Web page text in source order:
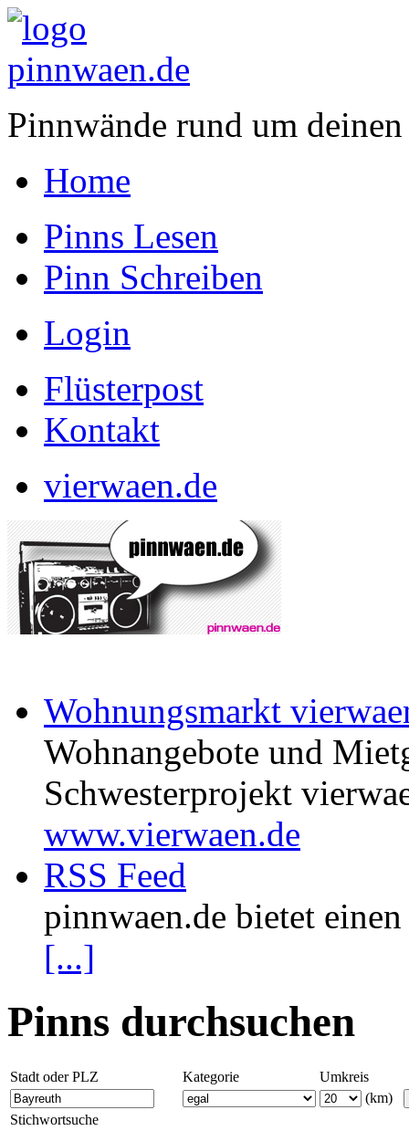
Pinnwände rund um
Home
Pinns Lesen
Pinn Schreiben
Login
Flüsterpost
Kontakt
vierwaen.de
Wohnungsmarkt
Wohnangebote und
Schwesterprojekt
www.vierwaen.de
RSS Feed
pinnwaen.de bietet
[...]
Pinns durchsuchen
Stadt oder PLZ Kategorie
Umkreis
(km)
Stichwortsuche